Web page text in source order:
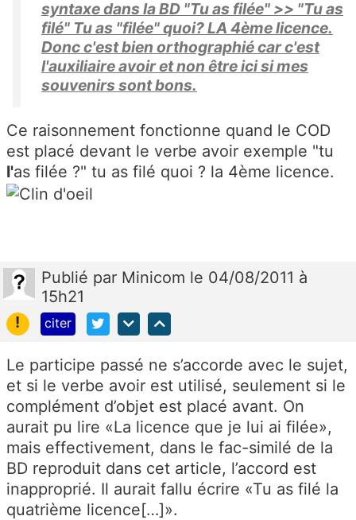
syntaxe dans la BD "Tu as filée" >> "Tu as
filé" Tu as "filée" quoi? LA 4ème licence.
Donc c'est bien orthographié car c'est
l'auxiliaire avoir et non être ici si mes
souvenirs sont bons.
Ce raisonnement fonctionne quand le COD
est placé devant le verbe avoir exemple "tu
l'as filée ?" tu as filé quoi ? la 4ème licence.
Publié par Minicom le 04/08/2011 à
15h21
!
citer
Le participe passé ne s’accorde avec le sujet,
et si le verbe avoir est utilisé, seulement si le
complément d’objet est placé avant. On
aurait pu lire «La licence que je lui ai filée»,
mais effectivement, dans le fac-similé de la
BD reproduit dans cet article, l’accord est
inapproprié. Il aurait fallu écrire «Tu as filé la
quatrième licence[…]».